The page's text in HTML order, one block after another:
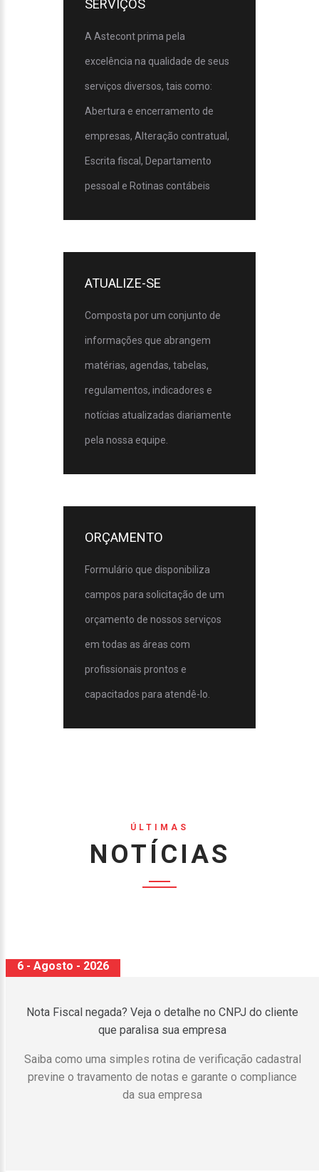
SERVIÇOS
A Astecont prima pela
excelência na qualidade de seus
serviços diversos, tais como:
Abertura e encerramento de
empresas, Alteração contratual,
Escrita fiscal, Departamento
pessoal e Rotinas contábeis
ATUALIZE-SE
Composta por um conjunto de
informações que abrangem
matérias, agendas, tabelas,
regulamentos, indicadores e
notícias atualizadas diariamente
pela nossa equipe.
ORÇAMENTO
Formulário que disponibiliza
campos para solicitação de um
orçamento de nossos serviços
em todas as áreas com
profissionais prontos e
capacitados para atendê-lo.
ÚLTIMAS
NOTÍCIAS
6 - Agosto - 2026
Nota Fiscal negada? Veja o detalhe no CNPJ do cliente
que paralisa sua empresa
Saiba como uma simples rotina de verificação cadastral
previne o travamento de notas e garante o compliance
da sua empresa